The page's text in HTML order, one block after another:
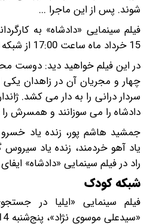
شوند. پس از این ماجرا ...
فیلم سینمایی «دادشاه» به
15 خرداد ماه ساعت 17:00 از شبکه افق پخش خواهد شد.
در این فیلم خواهید دید: دوست
چهار و مجریان آن در زاهدان یکی
سردار درانی را به دار می کشد.
دادشاه را می سوزانند و همسرش
جمشید هاشم پور، زنده یاد خسرو
یاد آهو خردمند، زنده یاد
راد در فیلم سینمایی «دادشاه»
شبکه کودک
فیلم سینمایی «ایلیا در